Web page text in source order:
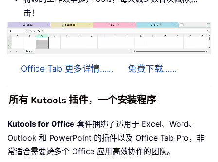
击！
Office Tab 更多详情…… 免费下载……
所有 Kutools 插件，一个安装程序
Kutools for Office 套件捆绑了适用于 Excel、Word、
Outlook 和 PowerPoint 的插件以及 Office Tab Pro，非
常适合需要跨多个 Office 应用高效协作的团队。